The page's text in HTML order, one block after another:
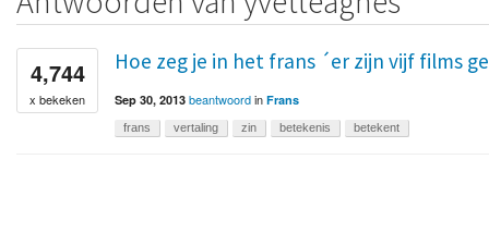
4,744
x bekeken
Hoe zeg je in het frans ´er zijn vijf films
Sep 30, 2013 beantwoordin Frans
frans vertaling zin betekenis betekent